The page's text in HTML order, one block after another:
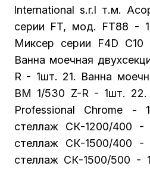
lnternational s.r.l т.м.
серии FT, мод. FT88 -
Миксер серии F4D
Ванна моечная
R - 1шт. 21. Ванна
ВМ 1/530 Z-R - 1шт. 22.
Professional Chrome -
стеллаж СК-1200/400 -
стеллаж СК-1500/400 -
стеллаж СК-1500/500 -